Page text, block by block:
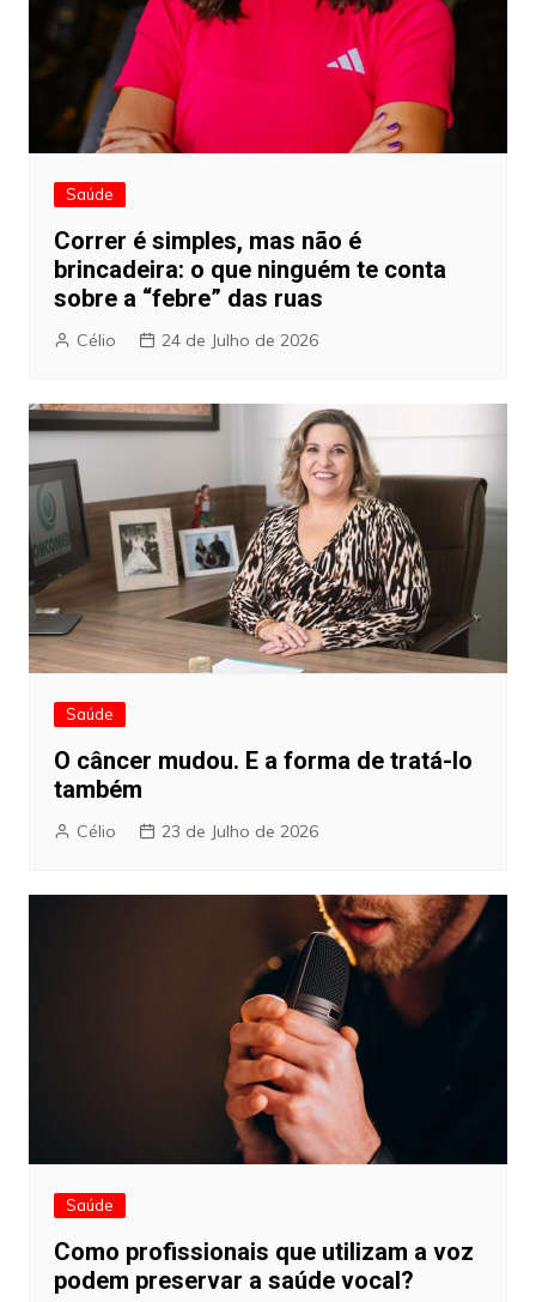
Saúde
Correr é simples, mas não é
brincadeira: o que ninguém te conta
sobre a “febre” das ruas
Célio 24 de Julho de 2026
Saúde
O câncer mudou. E a forma de tratá-lo
também
Célio 23 de Julho de 2026
Saúde
Como profissionais que utilizam a voz
podem preservar a saúde vocal?